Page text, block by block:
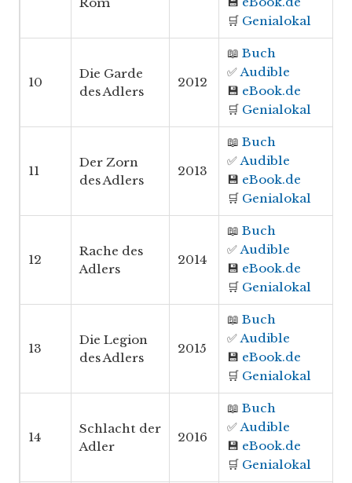
🛒 Genialokal
10
Die Garde
des Adlers
2012
📖 Buch
✅Audible
💾 eBook.de
🛒 Genialokal
11
Der Zorn
des Adlers
2013
📖 Buch
✅Audible
💾 eBook.de
🛒 Genialokal
12
Rache des
Adlers
2014
📖 Buch
✅Audible
💾 eBook.de
🛒 Genialokal
13
Die Legion
des Adlers
2015
📖 Buch
✅Audible
💾 eBook.de
🛒 Genialokal
14
Schlacht der
Adler
2016
📖 Buch
✅Audible
💾 eBook.de
🛒 Genialokal